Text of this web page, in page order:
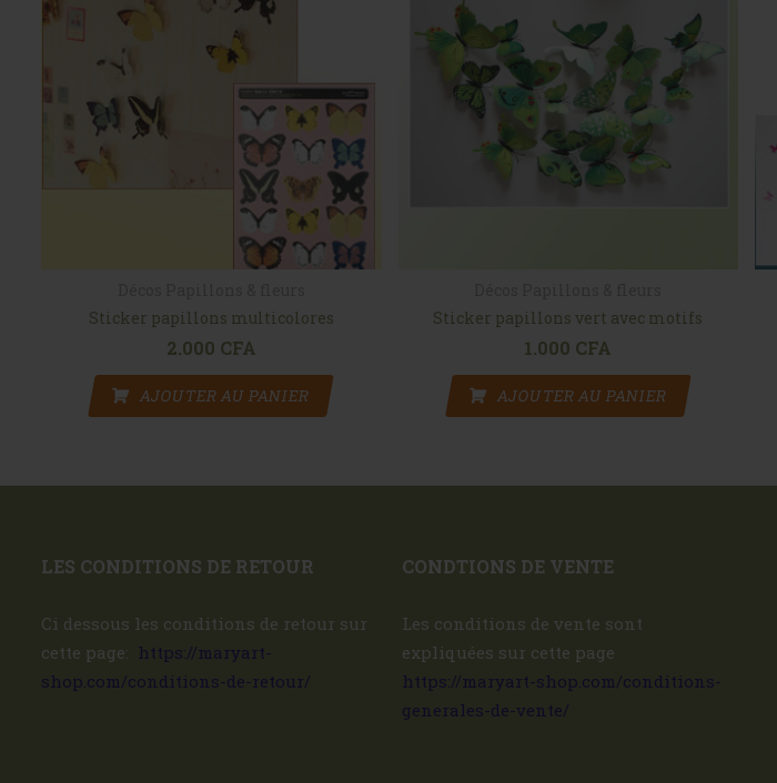
Sticker papillons multicolores
2.000 CFA
AJOUTER AU PANIER
Sticker papillons vert avec motifs
1.000 CFA
AJOUTER AU PANIER
LES CONDITIONS DE RETOUR
Ci dessous les conditions de retour sur
cette page: https://maryart-
shop.com/conditions-de-retour/
CONDTIONS DE VENTE
Les conditions de vente sont
expliquées sur cette page
https://maryart-shop.com/conditions-
generales-de-vente/